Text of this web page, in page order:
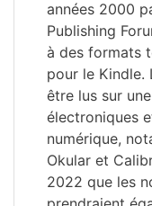
années 2000
Publishing
à des formats
pour le Kindle.
être lus sur
électroniques
numérique,
Okular et
2022 que les